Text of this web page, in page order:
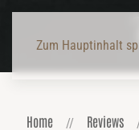
Zum Hauptinhalt
Home Reviews